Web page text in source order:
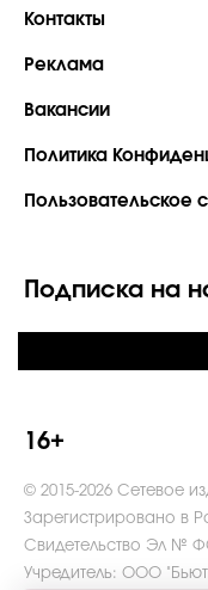
Контакты
Реклама
Вакансии
Политика
Пользовательское
Подписка на
16+
© 2015-2026 Сетевое
Зарегистрировано в
Свидетельство Эл №
Учредитель: ООО